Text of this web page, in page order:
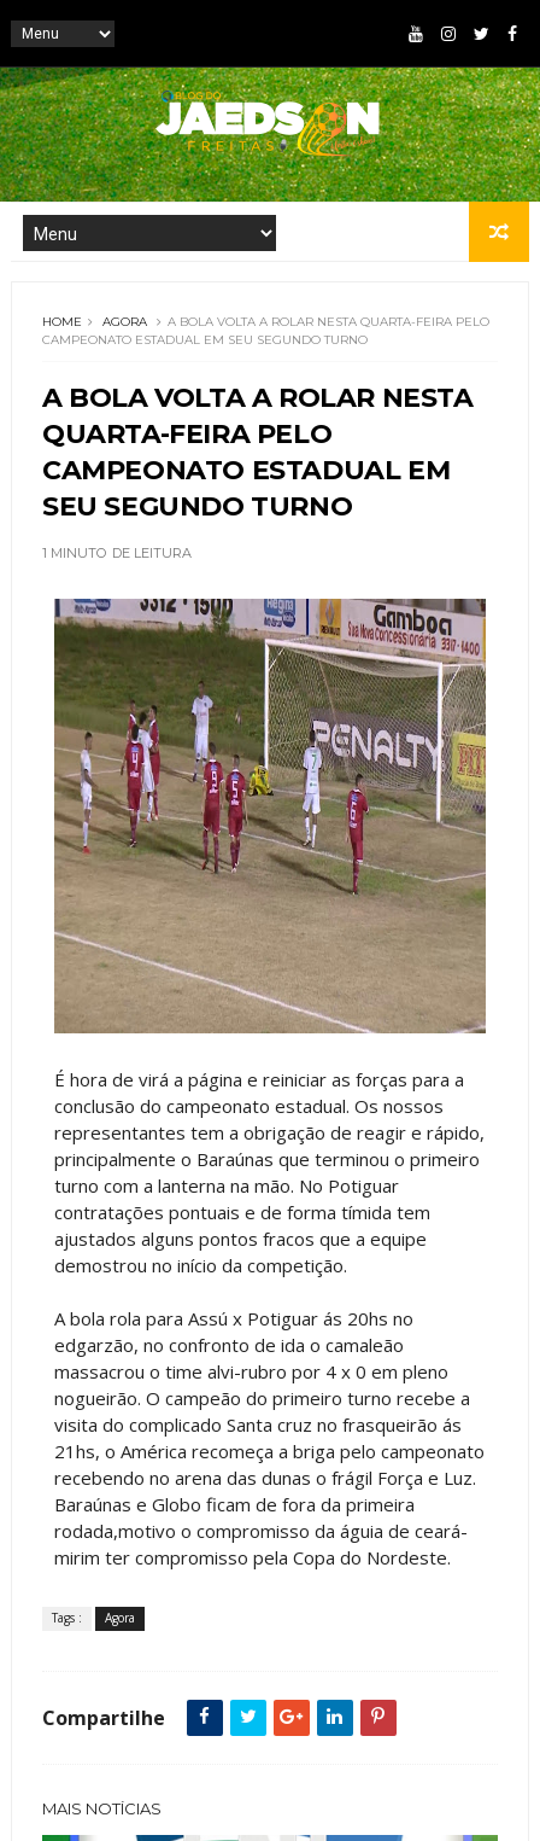
HOME AGORA
A BOLA VOLTA A ROLAR NESTA QUARTA-FEIRA PELO
CAMPEONATO ESTADUAL EM SEU SEGUNDO TURNO
A BOLA VOLTA A ROLAR NESTA
QUARTA-FEIRA PELO
CAMPEONATO ESTADUAL EM
SEU SEGUNDO TURNO
1 MINUTO DE LEITURA
É hora de virá a página e reiniciar as forças para a
conclusão do campeonato estadual. Os nossos
representantes tem a obrigação de reagir e rápido,
principalmente o Baraúnas que terminou o primeiro
turno com a lanterna na mão. No Potiguar
contratações pontuais e de forma tímida tem
ajustados alguns pontos fracos que a equipe
demostrou no início da competição.
A bola rola para Assú x Potiguar ás 20hs no
edgarzão, no confronto de ida o camaleão
massacrou o time alvi-rubro por 4 x 0 em pleno
nogueirão. O campeão do primeiro turno recebe a
visita do complicado Santa cruz no frasqueirão ás
21hs, o América recomeça a briga pelo campeonato
recebendo no arena das dunas o frágil Força e Luz.
Baraúnas e Globo ficam de fora da primeira
rodada,motivo o compromisso da águia de ceará-
mirim ter compromisso pela Copa do Nordeste.
Tags : Agora
Compartilhe
MAIS NOTÍCIAS